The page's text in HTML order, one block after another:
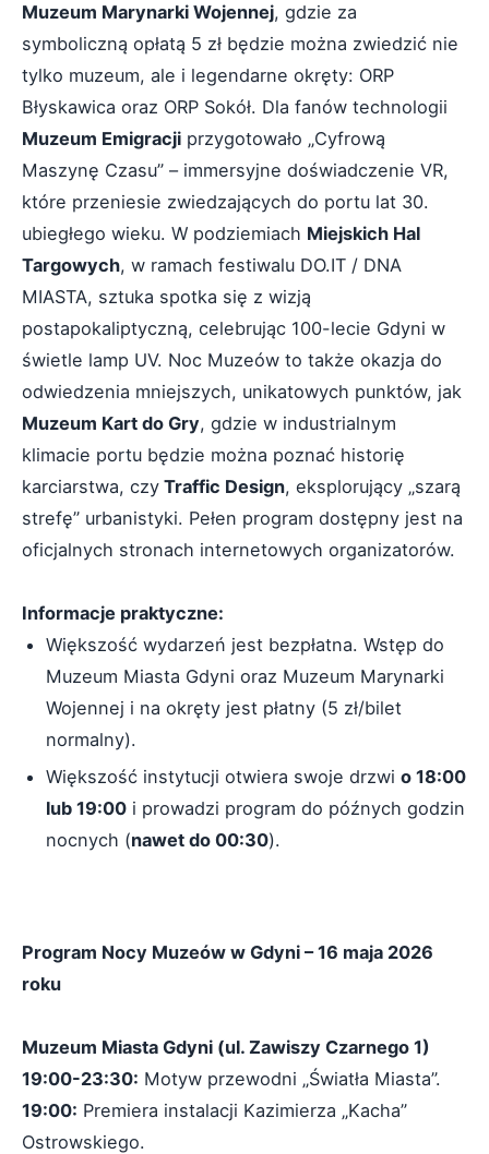
Muzeum Marynarki Wojennej, gdzie za
symboliczną opłatą 5 zł będzie można zwiedzić nie
tylko muzeum, ale i legendarne okręty: ORP
Błyskawica oraz ORP Sokół. Dla fanów technologii
Muzeum Emigracji przygotowało „Cyfrową
Maszynę Czasu” – immersyjne doświadczenie VR,
które przeniesie zwiedzających do portu lat 30.
ubiegłego wieku. W podziemiach Miejskich Hal
Targowych, w ramach festiwalu DO.IT / DNA
MIASTA, sztuka spotka się z wizją
postapokaliptyczną, celebrując 100-lecie Gdyni w
świetle lamp UV. Noc Muzeów to także okazja do
odwiedzenia mniejszych, unikatowych punktów, jak
Muzeum Kart do Gry, gdzie w industrialnym
klimacie portu będzie można poznać historię
karciarstwa, czy Traffic Design, eksplorujący „szarą
strefę” urbanistyki. Pełen program dostępny jest na
oficjalnych stronach internetowych organizatorów.
Informacje praktyczne:
Większość wydarzeń jest bezpłatna. Wstęp do
Muzeum Miasta Gdyni oraz Muzeum Marynarki
Wojennej i na okręty jest płatny (5 zł/bilet
normalny).
Większość instytucji otwiera swoje drzwi o 18:00
lub 19:00 i prowadzi program do późnych godzin
nocnych (nawet do 00:30).
Program Nocy Muzeów w Gdyni – 16 maja 2026
roku
Muzeum Miasta Gdyni (ul. Zawiszy Czarnego 1)
19:00-23:30: Motyw przewodni „Światła Miasta”.
19:00: Premiera instalacji Kazimierza „Kacha”
Ostrowskiego.